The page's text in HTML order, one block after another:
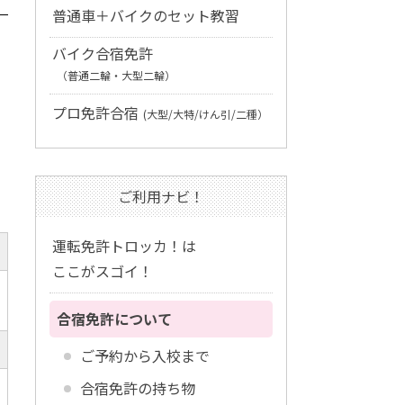
普通車＋バイクのセット教習
バイク合宿免許
（普通二輪・大型二輪）
プロ免許合宿 (大型/大特/けん引/二種）
ご利用ナビ！
運転免許トロッカ！は
ここがスゴイ！
合宿免許について
ご予約から入校まで
合宿免許の持ち物